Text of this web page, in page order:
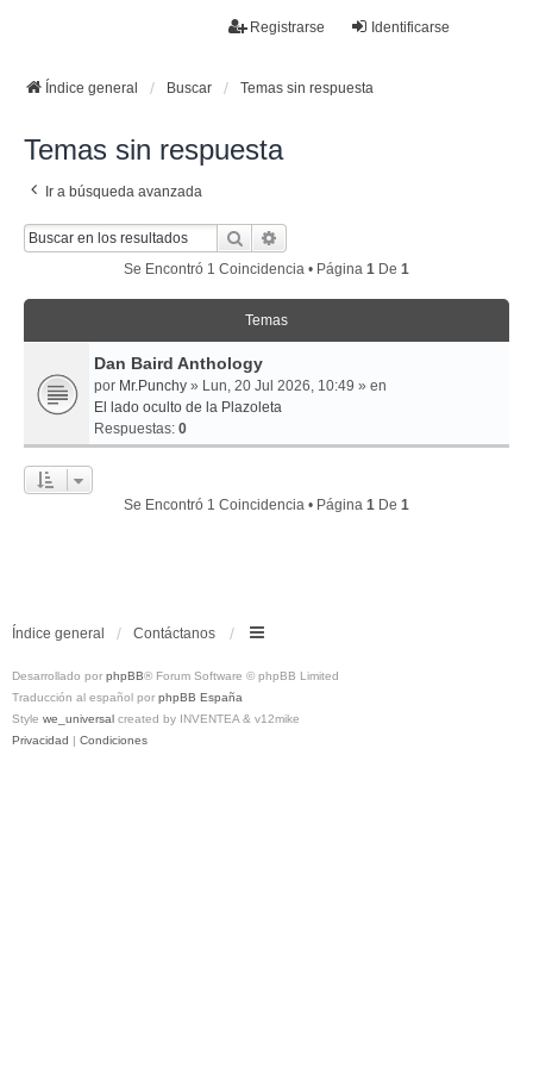
Identificarse
Registrarse
Índice general Buscar Temas sin respuesta
Temas sin respuesta
Ir a búsqueda avanzada
Buscar
Se Encontró 1 Coincidencia • Página 1 De 1
Temas
Dan Baird Anthology
por Mr.Punchy » Lun, 20 Jul 2026, 10:49 » en
El lado oculto de la Plazoleta
Respuestas: 0
Se Encontró 1 Coincidencia • Página 1 De 1
Índice general Contáctanos
Desarrollado por phpBB® Forum Software © phpBB Limited
Traducción al español por phpBB España
Style we_universal created by INVENTEA & v12mike
Privacidad | Condiciones